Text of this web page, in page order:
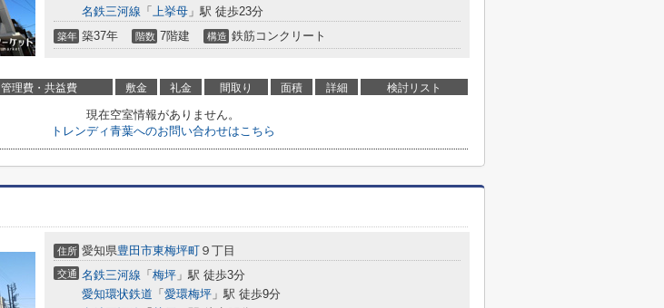
名鉄三河線 「 上挙母 」駅 徒歩23分
築年 築37年 階数 7階建 構造 鉄筋コンクリート
管理費・共益費 敷金 礼金 間取り 面積 詳細 検討リスト
現在空室情報がありません。
トレンディ青葉へのお問い合わせはこちら
住所 愛知県豊田市東梅坪町 ９丁目
交通 名鉄三河線 「 梅坪 」駅 徒歩3分
愛知環状鉄道 「 愛環梅坪 」駅 徒歩9分